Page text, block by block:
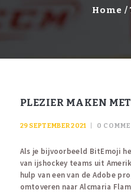
Home
PLEZIER MAKEN
29 SEPTEMBER 2021 0
Als je bijvoorbeeld BitEmoji
van ijshockey teams uit
hulp van een van de Adobe
omtoveren naar Alcmaria